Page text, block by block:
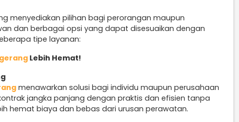
menyediakan pilihan bagi perorangan maupun
dan berbagai opsi yang dapat disesuaikan dengan
tipe layanan:
Lebih Hemat!
menawarkan solusi bagi individu maupun perusahaan
jangka panjang dengan praktis dan efisien tanpa
hemat biaya dan bebas dari urusan perawatan.